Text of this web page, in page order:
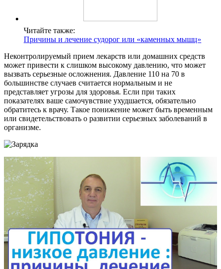
Читайте также:
Причины и лечение судорог или «каменных мышц»
Неконтролируемый прием лекарств или домашних средств
может привести к слишком высокому давлению, что может
вызвать серьезные осложнения. Давление 110 на 70 в
большинстве случаев считается нормальным и не
представляет угрозы для здоровья. Если при таких
показателях ваше самочувствие ухудшается, обязательно
обратитесь к врачу. Такое понижение может быть временным
или свидетельствовать о развитии серьезных заболеваний в
организме.